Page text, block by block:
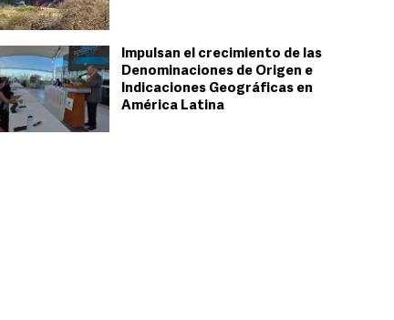
Impulsan el crecimiento de las
Denominaciones de Origen e
Indicaciones Geográficas en
América Latina